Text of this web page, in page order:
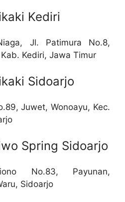
Kediri
Jl. Patimura No.8,
Kediri, Jawa Timur
Sidoarjo
Juwet, Wonoayu, Kec.
Spring Sidoarjo
No.83, Payunan,
Sidoarjo